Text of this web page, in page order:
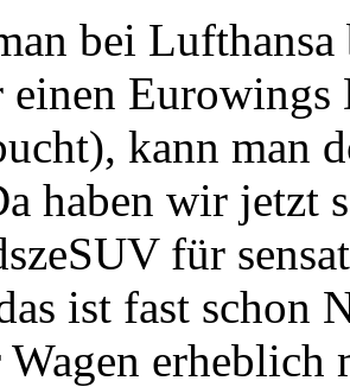
bei
einen
kann man
haben wir jetzt
für
ist fast schon
erheblich